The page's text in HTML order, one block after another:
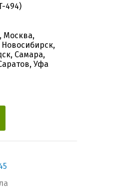
494)
Москва,
Самара,
Уфа